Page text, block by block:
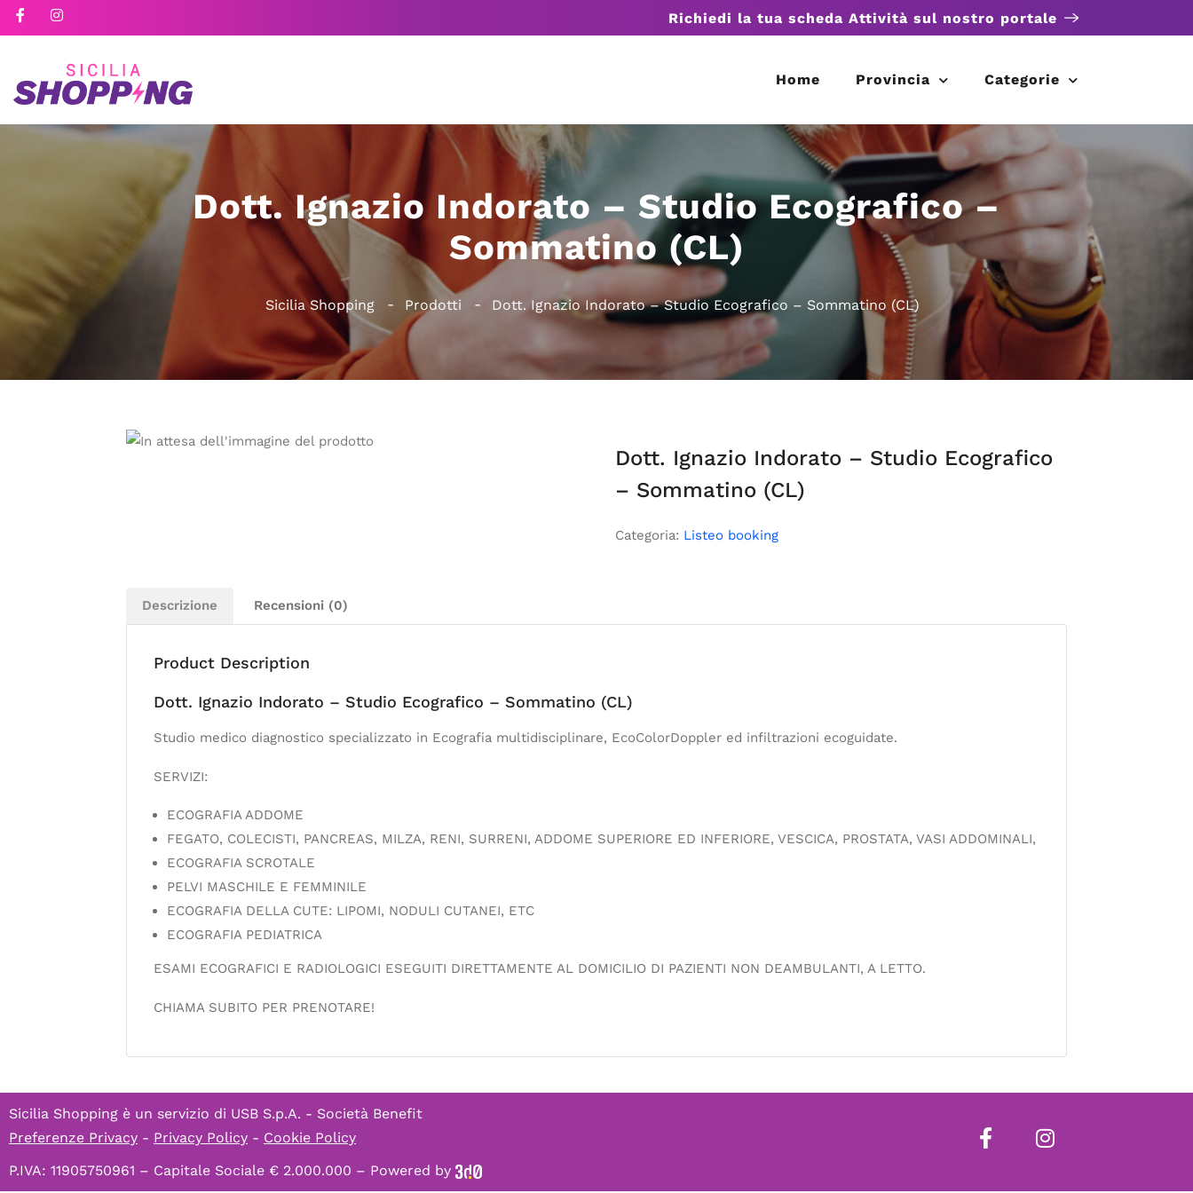
Richiedi la tua scheda Attività sul nostro portale
Home Provincia Categorie
Dott. Ignazio Indorato – Studio Ecografico –
Sommatino (CL)
Sicilia Shopping Prodotti Dott. Ignazio Indorato – Studio Ecografico – Sommatino (CL)
Dott. Ignazio Indorato – Studio Ecografico
– Sommatino (CL)
Categoria: Listeo booking
Descrizione Recensioni (0)
Product Description
Dott. Ignazio Indorato – Studio Ecografico – Sommatino (CL)
Studio medico diagnostico specializzato in Ecografia multidisciplinare, EcoColorDoppler ed infiltrazioni ecoguidate.
SERVIZI:
ECOGRAFIA ADDOME
FEGATO, COLECISTI, PANCREAS, MILZA, RENI, SURRENI, ADDOME SUPERIORE ED INFERIORE, VESCICA, PROSTATA, VASI ADDOMINALI,
ECOGRAFIA SCROTALE
PELVI MASCHILE E FEMMINILE
ECOGRAFIA DELLA CUTE: LIPOMI, NODULI CUTANEI, ETC
ECOGRAFIA PEDIATRICA
ESAMI ECOGRAFICI E RADIOLOGICI ESEGUITI DIRETTAMENTE AL DOMICILIO DI PAZIENTI NON DEAMBULANTI, A LETTO.
CHIAMA SUBITO PER PRENOTARE!
Sicilia Shopping è un servizio di USB S.p.A. - Società Benefit
Preferenze Privacy - Privacy Policy - Cookie Policy
P.IVA: 11905750961 – Capitale Sociale € 2.000.000 – Powered by